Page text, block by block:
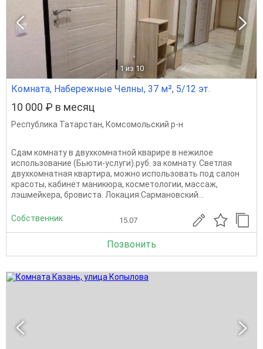
1 из 10
Комната, Набережные Челны, 37 м², 5/12 эт.
10 000 ₽ в месяц
Республика Татарстан, Комсомольский р-н
Сдам комнату в двухкомнатной кварире в нежилое
использование (Бьюти-услуги).руб. за комнату. Светлая
двухкомнатная квартира, можно использовать под салон
красоты, кабинет маникюра, косметологии, массаж,
лэшмейкера, бровиста. Локация:Сармановский...
Собственник 15.07
Позвонить